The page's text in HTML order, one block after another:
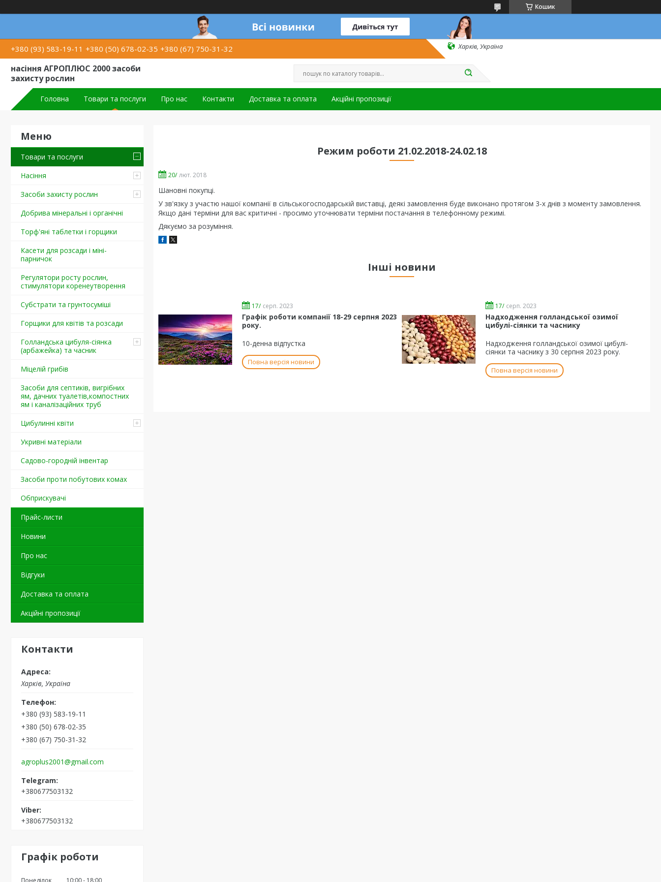
Кошик
+380 (93) 583-19-11 +380 (50) 678-02-35 +380 (67) 750-31-32 Харків, Україна
насіння АГРОПЛЮС 2000 засоби
захисту рослин
Головна Товари та послуги Про нас Контакти Доставка та оплата Акційні пропозиції
Товари та послуги
Насіння
Засоби захисту рослин
Добрива мінеральні і органічні
Торф'яні таблетки і горщики
Касети для розсади і міні-
парничок
Регулятори росту рослин,
стимулятори коренеутворення
Cубстрати та грунтосуміші
Горщики для квітів та розсади
Голландська цибуля-сіянка
(арбажейка) та часник
Міцелій грибів
Засоби для септиків, вигрібних
ям, дачних туалетів,компостних
ям і каналізаційних труб
Цибулинні квіти
Укривні матеріали
Садово-городній інвентар
Засоби проти побутових комах
Обприскувачі
Прайс-листи
Новини
Про нас
Відгуки
Доставка та оплата
Акційні пропозиції
Контакти
Харків, Україна
+380 (93) 583-19-11
+380 (50) 678-02-35
+380 (67) 750-31-32
agroplus2001@gmail.com
+380677503132
+380677503132
Графік роботи
Понеділок 10:00 18:00
Режим роботи 21.02.2018-24.02.18
20/ лют. 2018
Шановні покупці.
У зв'язку з участю нашої компанії в сільськогосподарській виставці, деякі замовлення буде виконано протягом 3-х днів з моменту замовлення.
Якщо дані терміни для вас критичні - просимо уточнювати терміни постачання в телефонному режимі.
Дякуємо за розуміння.
Інші новини
17/ серп. 2023
Графік роботи компанії 18-29 серпня 2023
року.
10-денна відпустка
Повна версія новини
17/ серп. 2023
Надходження голландської озимої
цибулі-сіянки та часнику
Надходження голландської озимої цибулі-
сіянки та часнику з 30 серпня 2023 року.
Повна версія новини